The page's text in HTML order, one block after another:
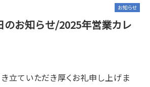
お知らせ
のお知らせ/2025年営業カレ
立ていただき厚くお礼申し上げま